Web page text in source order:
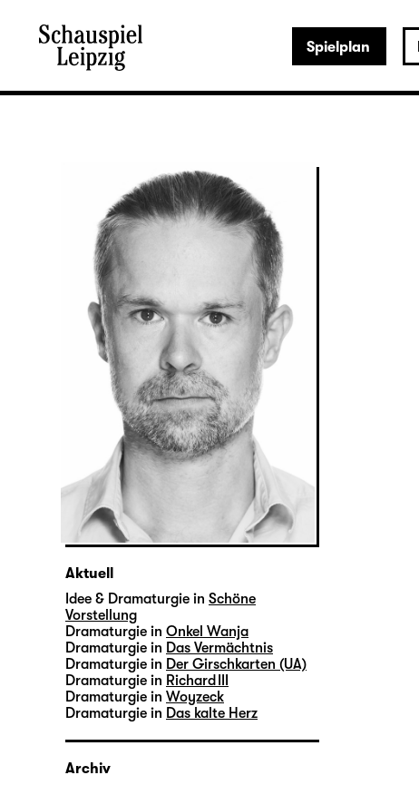
Spielplan
Aktuell
Idee & Dramaturgie in Schöne
Vorstellung
Dramaturgie in Onkel Wanja
Dramaturgie in Das Vermächtnis
Dramaturgie in Der Girschkarten (UA)
Dramaturgie in Richard III
Dramaturgie in Woyzeck
Dramaturgie in Das kalte Herz
Archiv